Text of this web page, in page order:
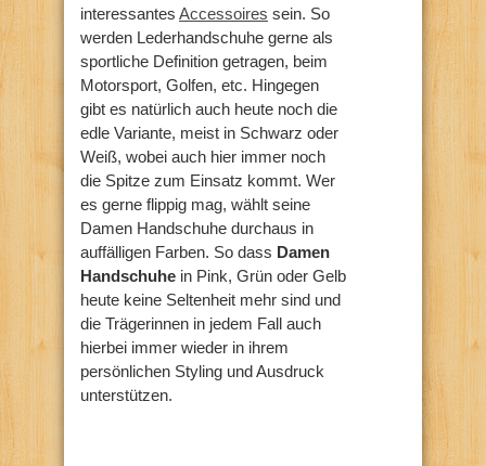
interessantes Accessoires sein. So
werden Lederhandschuhe gerne als
sportliche Definition getragen, beim
Motorsport, Golfen, etc. Hingegen
gibt es natürlich auch heute noch die
edle Variante, meist in Schwarz oder
Weiß, wobei auch hier immer noch
die Spitze zum Einsatz kommt. Wer
es gerne flippig mag, wählt seine
Damen Handschuhe durchaus in
auffälligen Farben. So dass Damen
Handschuhe in Pink, Grün oder Gelb
heute keine Seltenheit mehr sind und
die Trägerinnen in jedem Fall auch
hierbei immer wieder in ihrem
persönlichen Styling und Ausdruck
unterstützen.